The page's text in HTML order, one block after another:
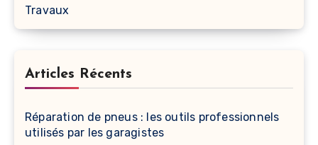
Travaux
Articles Récents
Réparation de pneus : les outils professionnels
utilisés par les garagistes